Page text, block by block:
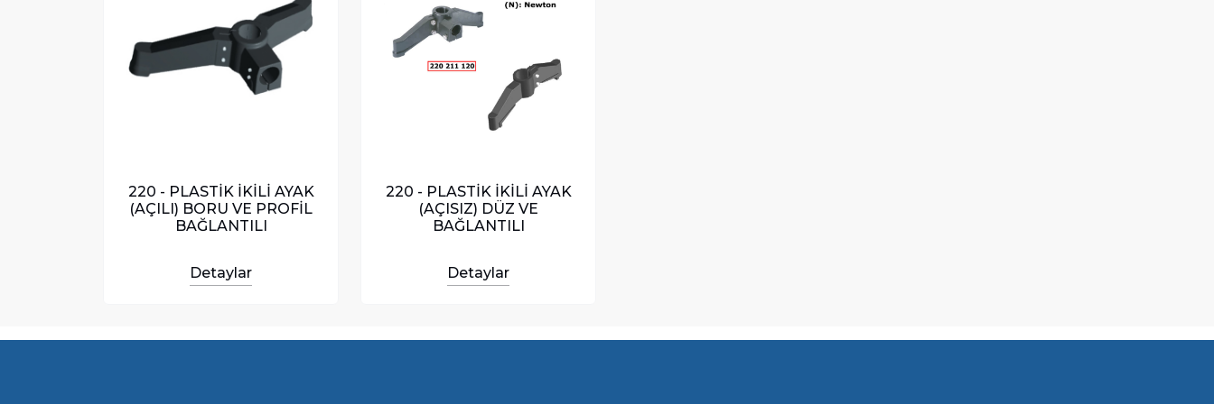
220 - PLASTİK İKİLİ AYAK
(AÇILI) BORU VE PROFİL
BAĞLANTILI
Detaylar
220 - PLASTİK İKİLİ AYAK
(AÇISIZ) DÜZ VE
BAĞLANTILI
Detaylar